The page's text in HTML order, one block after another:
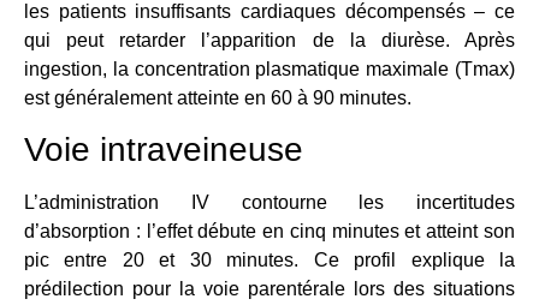
les patients insuffisants cardiaques décompensés – ce
qui peut retarder l’apparition de la diurèse. Après
ingestion, la concentration plasmatique maximale (Tmax)
est généralement atteinte en 60 à 90 minutes.
Voie intraveineuse
L’administration IV contourne les incertitudes
d’absorption : l’effet débute en cinq minutes et atteint son
pic entre 20 et 30 minutes. Ce profil explique la
prédilection pour la voie parentérale lors des situations